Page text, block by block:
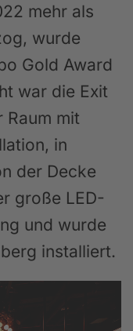
mehr als
wurde
Gold Award
war die Exit
Raum mit
in
der Decke
große LED-
und wurde
installiert.